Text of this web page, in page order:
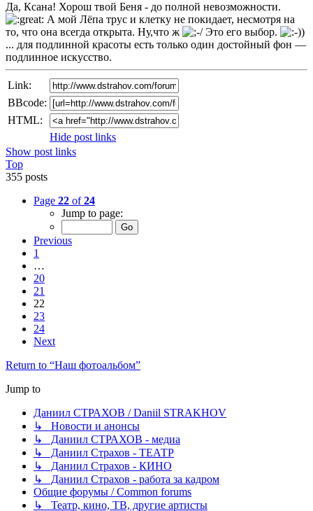
Да, Ксана! Хорош твой Беня - до полной невозможности.
А мой Лёпа трус и клетку не покидает, несмотря на
то, что она всегда открыта. Ну,что ж
Это его выбор.
... для подлинной красоты есть только один достойный фон —
подлинное искусство.
Link:
BBcode:
HTML:
Hide post links
Show post links
Top
355 posts
Page 22 of24
Jump to page:
Previous
1
…
20
21
22
23
24
Next
Return to “Наш фотоальбом”
Jump to
Даниил СТРАХОВ / Daniil STRAKHOV
↳ Новости и анонсы
↳ Даниил СТРАХОВ - медиа
↳ Даниил Страхов - ТЕАТР
↳ Даниил Страхов - КИНО
↳ Даниил Страхов - работа за кадром
Общие форумы / Common forums
↳ Театр, кино, ТВ, другие артисты